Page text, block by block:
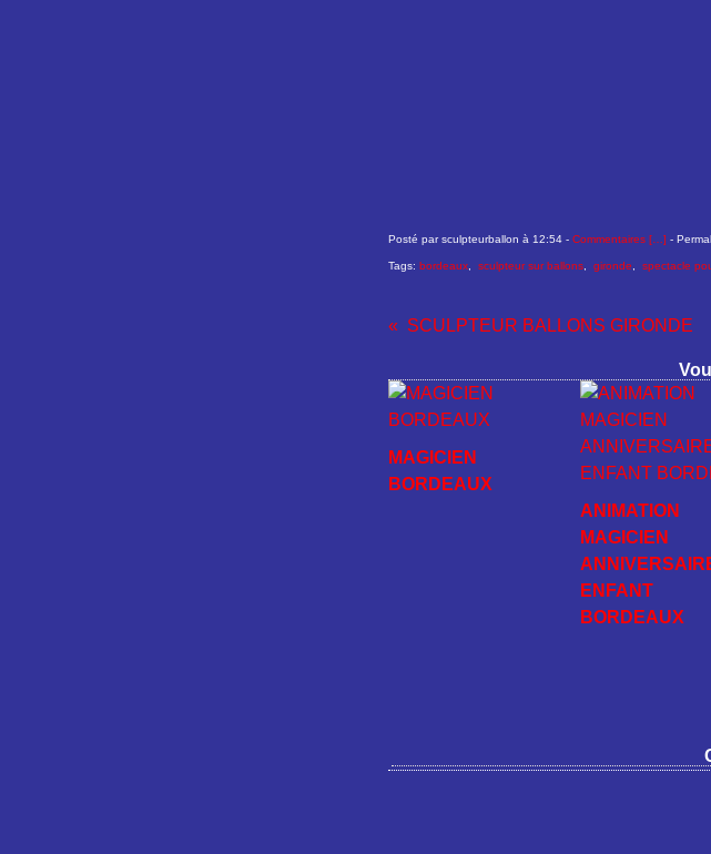
Posté par sculpteurballon à 12:54 - Commentaires [ ] -
Tags: bordeaux sculpteur sur ballons gironde spectacle
SCULPTEUR BALLONS GIRONDE
MAGICIEN
BORDEAUX
ANIMATION
MAGICIEN
ENFANT
BORDEAUX